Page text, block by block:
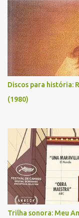
Discos para história:
(1980)
Trilha sonora: Meu